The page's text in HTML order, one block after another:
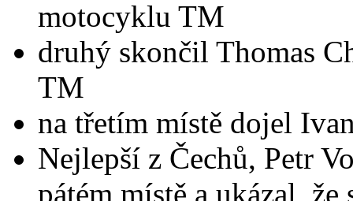
motocyklu TM
druhý skončil Thomas
TM
na třetím místě dojel
Nejlepší z Čechů, Petr
pátém místě a ukázal,